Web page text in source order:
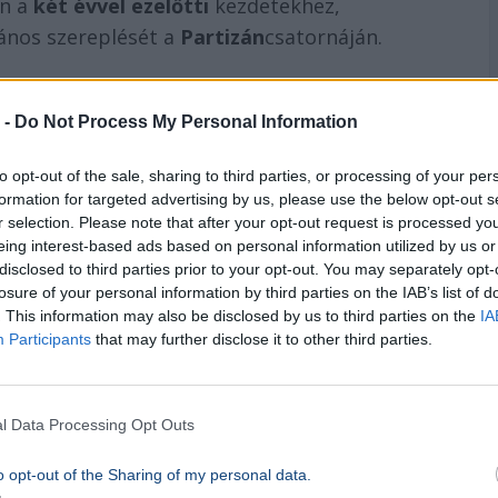
- Do Not Process My Personal Information
opt-out of the sale, sharing to third parties, or processing of your
for targeted advertising by us, please use the below opt-out
selection. Please note that after your opt-out request is processed
interest-based ads based on personal information utilized by us
to third parties prior to your opt-out. You may separately
of your personal information by third parties on the IAB’s list of
This information may also be disclosed by us to third parties on the
Participants that may further disclose it to other third parties.
Data Processing Opt Outs
opt-out of the Sharing of my personal data.
a két évvel ezelőtti kezdetekhez,
szereplését a Partizáncsatornáján.
is ismertették. A nézők láthatták
köztükUrsula von der Leyent , azEurópai
vizuális elem vagy gúnyos kísérőszöveg
külön kitért arra a kedvező folyamatra is,
aforint .